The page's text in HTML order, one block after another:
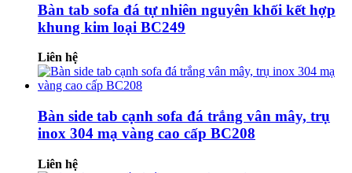
Bàn tab sofa đá tự nhiên nguyên khối kết hợp
khung kim loại BC249
Liên hệ
Bàn side tab cạnh sofa đá trắng vân mây, trụ
inox 304 mạ vàng cao cấp BC208
Liên hệ